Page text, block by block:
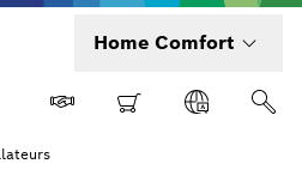
Home Comfort